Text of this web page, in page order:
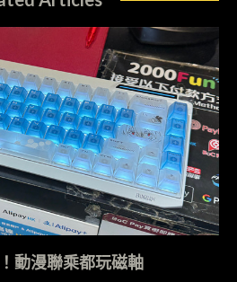
動漫聯乘都玩磁軸